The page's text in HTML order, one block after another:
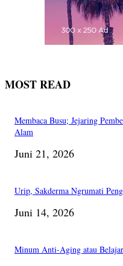
MOST READ
Membaca Busu; Jejaring
Alam
Juni 21, 2026
Urip, Sakderma Ngrumati
Juni 14, 2026
Minum Anti-Aging atau